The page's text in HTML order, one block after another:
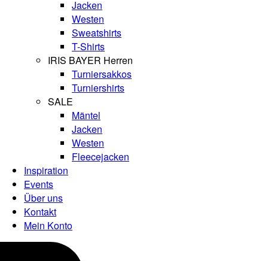
Jacken
Westen
Sweatshirts
T-Shirts
IRIS BAYER Herren
Turniersakkos
Turniershirts
SALE
Mäntel
Jacken
Westen
Fleecejacken
Inspiration
Events
Über uns
Kontakt
Mein Konto